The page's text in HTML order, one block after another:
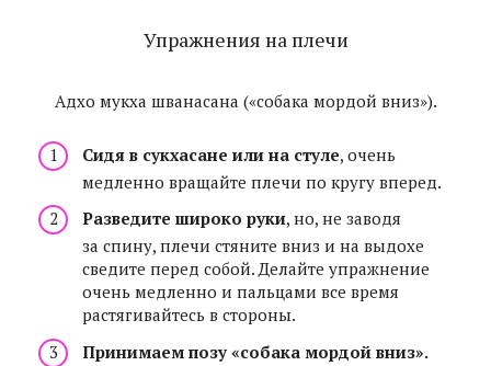
Упражнения на плечи
Адхо мукха шванасана («собака мордой вниз»).
Сидя в сукхасане или на стуле, очень
медленно вращайте плечи по кругу вперед.
Разведите широко руки, но, не заводя
за спину, плечи стяните вниз и на выдохе
сведите перед собой. Делайте упражнение
очень медленно и пальцами все время
растягивайтесь в стороны.
Принимаем позу «собака мордой вниз».